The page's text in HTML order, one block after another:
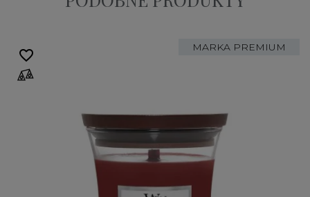
MARKA PREMIUM
favorite_border